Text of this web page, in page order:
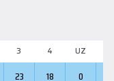
3 4 UZ
23 18 0